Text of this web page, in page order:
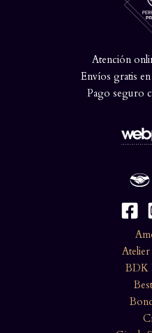
Atención
Envíos gratis
Pago seguro
BDK